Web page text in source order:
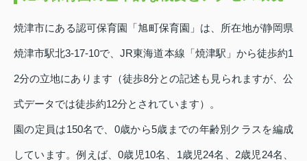
焼津市にある認可保育園「旭町保育園」は、所在地が静岡県
焼津市駅北3‑17‑10で、JR東海道本線「焼津駅」から徒歩約1
2分の立地にあります（徒歩8分との記述も見られますが、公
式データでは徒歩約12分とされています）。
園の定員は150名で、0歳から5歳までの年齢別クラスを編成
しています。例えば、0歳児10名、1歳児24名、2歳児24名、